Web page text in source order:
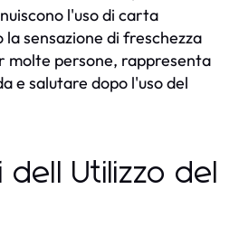
l'uso di carta
sensazione di freschezza
molte persone, rappresenta
e salutare dopo l'uso del
dell Utilizzo del